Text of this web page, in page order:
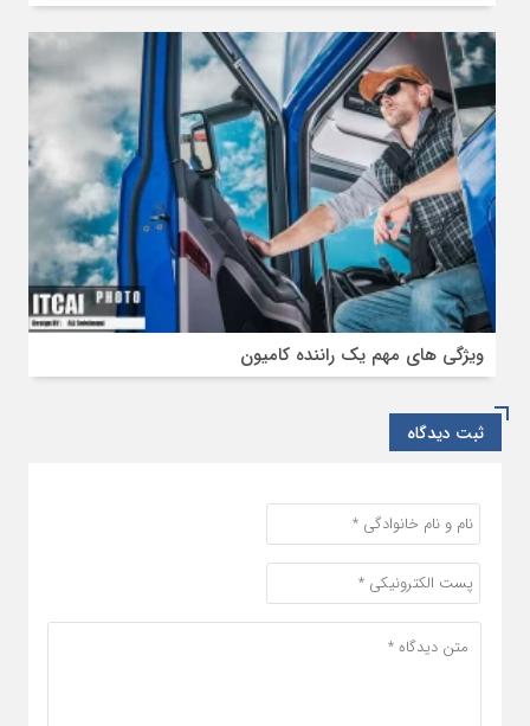
ویژگی‌ های مهم یک راننده کامیون
ثبت دیدگاه